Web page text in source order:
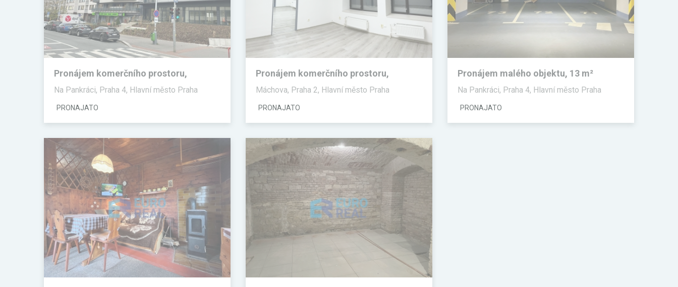
Pronájem komerčního prostoru,
Na Pankráci, Praha 4, Hlavní město Praha
PRONAJATO
Pronájem komerčního prostoru,
Máchova, Praha 2, Hlavní město Praha
PRONAJATO
Pronájem malého objektu, 13 m²
Na Pankráci, Praha 4, Hlavní město Praha
PRONAJATO